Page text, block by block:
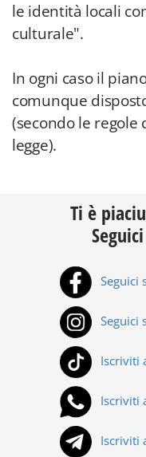
le identità locali
culturale".
In ogni caso il
comunque
(secondo le
legge).
Ti è
Seguici
Seguici
Iscriviti
Iscriviti
Iscriviti